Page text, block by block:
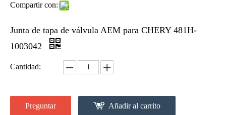
Compartir con:
Junta de tapa de válvula AEM para CHERY 481H-
1003042
Cantidad:
Preguntar Añadir al carrito